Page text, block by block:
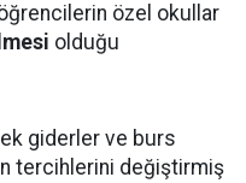
özel okullar
olduğu
giderler ve burs
tercihlerini değiştirmiş